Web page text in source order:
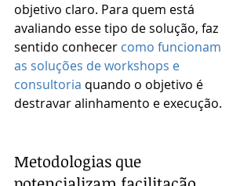
objetivo claro. Para quem está
avaliando esse tipo de solução, faz
sentido conhecer como funcionam
as soluções de workshops e
consultoria quando o objetivo é
destravar alinhamento e execução.
Metodologias que